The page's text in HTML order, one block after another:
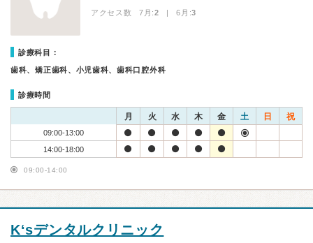
アクセス数 7月:2 | 6月:3
診療科目：
歯科、矯正歯科、小児歯科、歯科口腔外科
診療時間
月 火 水 木 金 土 日 祝
09:00-13:00
14:00-18:00
09:00-14:00
K‘sデンタルクリニック